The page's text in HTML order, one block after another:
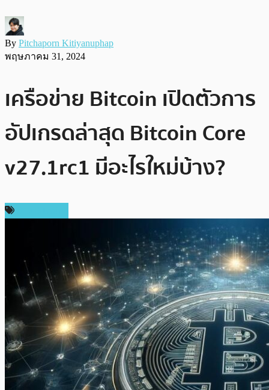
By Pitchaporn Kitiyanuphap
พฤษภาคม 31, 2024
เครือข่าย Bitcoin เปิดตัวการ
อัปเกรดล่าสุด Bitcoin Core
v27.1rc1 มีอะไรใหม่บ้าง?